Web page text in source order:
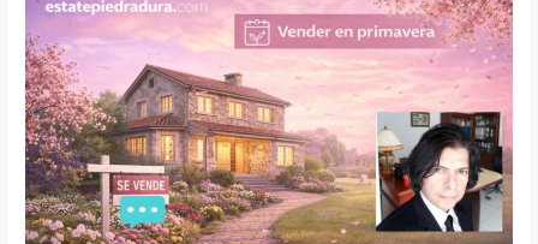
ahora
qué?
Los
5
pasos
críticos
post-
notaría